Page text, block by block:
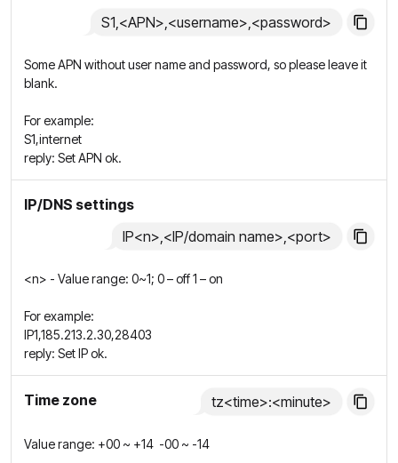
S1,<APN>,<username>,<password>
Some APN without user name and password, so please leave it
blank.
For example:
S1,internet
reply: Set APN ok.
IP/DNS settings
IP<n>,<IP/domain name>,<port>
<n> - Value range: 0~1; 0 – off 1 – on
For example:
IP1,185.213.2.30,28403
reply: Set IP ok.
Time zone tz<time>:<minute>
Value range: +00 ~ +14 -00 ~ -14